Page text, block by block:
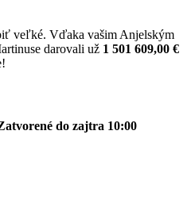
veľké. Vďaka vašim Anjelským
darovali už 1 501 609,00 €
do zajtra 10:00